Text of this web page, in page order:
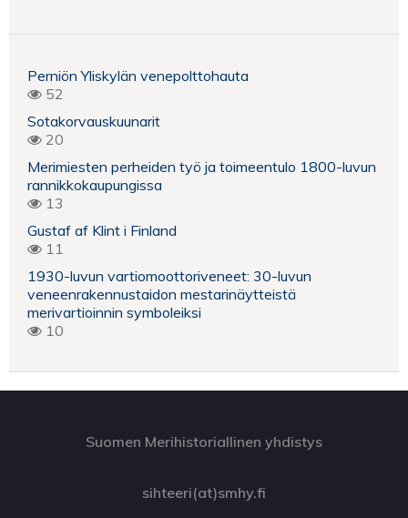
Perniön Yliskylän venepolttohauta
52
Sotakorvauskuunarit
20
Merimiesten perheiden työ ja toimeentulo 1800-luvun
rannikkokaupungissa
13
Gustaf af Klint i Finland
11
1930-luvun vartiomoottoriveneet: 30-luvun
veneenrakennustaidon mestarinäytteistä
merivartioinnin symboleiksi
10
Suomen Merihistoriallinen yhdistys
sihteeri(at)smhy.fi